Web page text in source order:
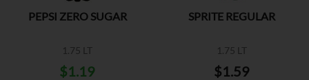
PEPSI ZERO SUGAR
1.75 LT
$1.19
SPRITE REGULAR
1.75 LT
$1.59